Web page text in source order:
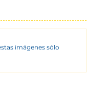
imágenes sólo